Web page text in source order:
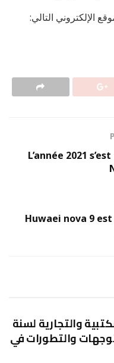
الإلكتروني التالي:
L’année 2021
Huwaei nova 9
والتجارية لسنة
والتطورات في